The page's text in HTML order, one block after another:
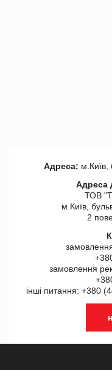
Адреса:
Адреса
ТОВ
м.Київ,
2
замовлення
інші питання: +380